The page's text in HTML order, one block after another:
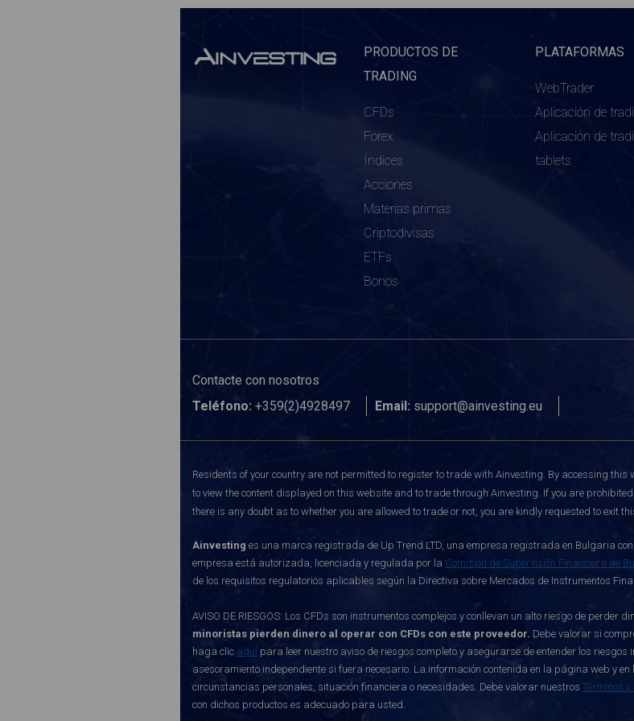
PRODUCTOS DE
TRADING
CFDs
Forex
Índices
Acciones
Materias primas
Criptodivisas
ETFs
Bonos
PLATAFORMAS
WebTrader
Aplicación de
Aplicación de
tablets
Contacte con nosotros
Teléfono: +359(2)4928497 Email: support@ainvesting.eu
Residents of your country are not permitted to register to trade with Ainvesting. By accessing this
to view the content displayed on this website and to trade through Ainvesting. If you are
there is any doubt as to whether you are allowed to trade or not, you are kindly requested to exit
Ainvesting es una marca registrada de Up Trend LTD, una empresa registrada en Bulgaria
empresa está autorizada, licenciada y regulada por la Comisión de Supervisión Financiera de
de los requisitos regulatorios aplicables según la Directiva sobre Mercados de Instrumentos
AVISO DE RIESGOS: Los CFDs son instrumentos complejos y conllevan un alto riesgo de perder
minoristas pierden dinero al operar con CFDs con este proveedor. Debe valorar si
haga clic aquí para leer nuestro aviso de riesgos completo y asegurarse de entender los
asesoramiento independiente si fuera necesario. La información contenida en la página web y
circunstancias personales, situación financiera o necesidades. Debe valorar nuestros Términos y
con dichos productos es adecuado para usted.